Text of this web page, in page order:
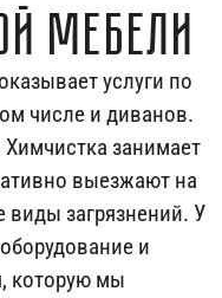
мебели
услуги по
числе и диванов.
занимает
выезжают на
загрязнений. У
и
которую мы